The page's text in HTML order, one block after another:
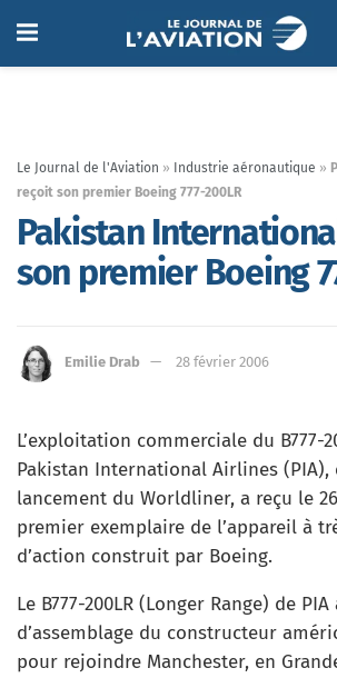
Le Journal de l'Aviation » Industrie aéronautique »
reçoit son premier Boeing 777-200LR
Pakistan
son premier Boeing
Emilie Drab 28 février 2006
L’exploitation commerciale du B777-
Pakistan International Airlines (PIA),
lancement du Worldliner, a reçu le
premier exemplaire de l’appareil à
d’action construit par Boeing.
Le B777-200LR (Longer Range) de
d’assemblage du constructeur
pour rejoindre Manchester, en